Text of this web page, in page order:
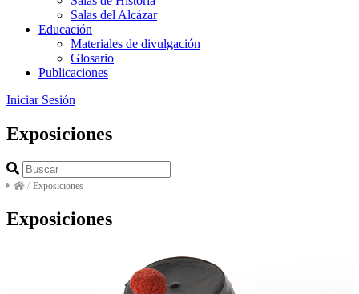
Salas del Alcázar
Educación
Materiales de divulgación
Glosario
Publicaciones
Iniciar Sesión
Exposiciones
/ Exposiciones
Exposiciones